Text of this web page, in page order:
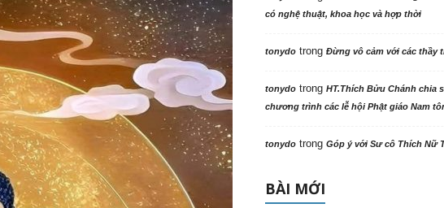
có nghệ thuật, khoa học và hợp thời
tonydotrong Đừng vô cảm với các thầy
tonydotrong HT.Thích Bửu Chánh chia
chương trình các lễ hội Phật giáo Nam
tonydotrong Góp ý với Sư cô Thích Nữ
BÀI MỚI